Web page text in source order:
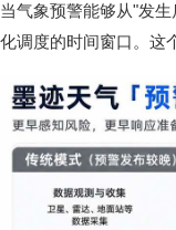
当气象预警能够从"发
化调度的时间窗口。这